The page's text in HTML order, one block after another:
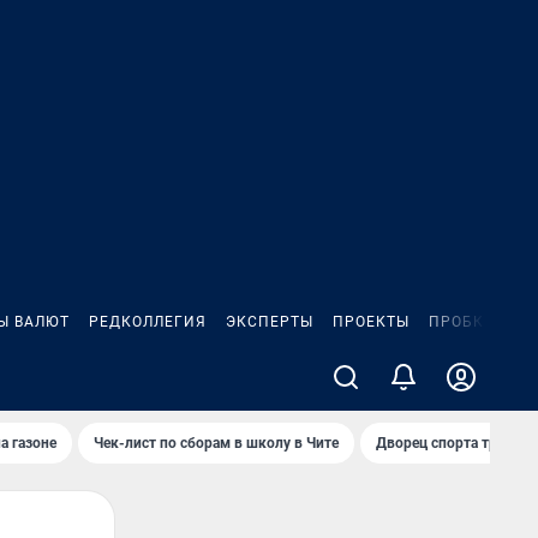
ВАЛЮТ РЕДКОЛЛЕГИЯ ЭКСПЕРТЫ ПРОЕКТЫ ПРОБКИ
газоне Чек-лист по сборам в школу в Чите Дворец спорта